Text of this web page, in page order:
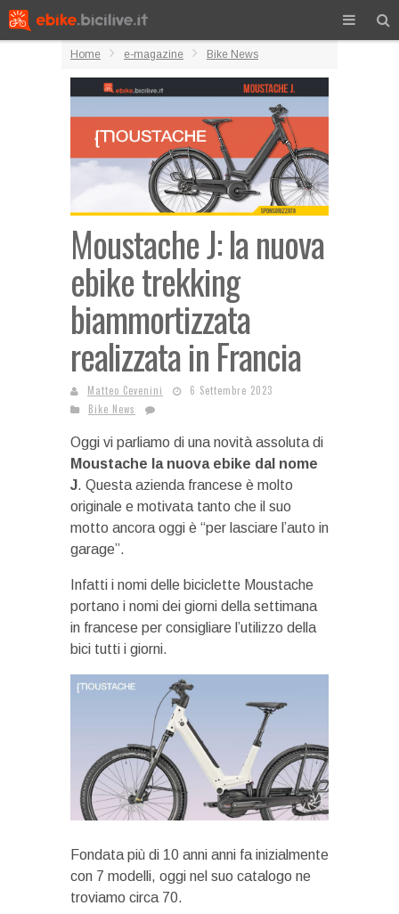
Home e-magazine Bike News
Moustache J: la nuova
ebike trekking
biammortizzata
realizzata in Francia
Matteo Cevenini
6 Settembre 2023
Bike News
Oggi vi parliamo di una novità assoluta di
Moustache la nuova ebike dal nome
J. Questa azienda francese è molto
originale e motivata tanto che il suo
motto ancora oggi è “per lasciare l’auto in
garage”.
Infatti i nomi delle biciclette Moustache
portano i nomi dei giorni della settimana
in francese per consigliare l’utilizzo della
bici tutti i giorni.
Fondata più di 10 anni anni fa inizialmente
con 7 modelli, oggi nel suo catalogo ne
troviamo circa 70.